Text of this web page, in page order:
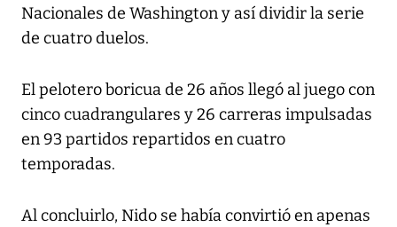
Nacionales de Washington y así dividir la serie
de cuatro duelos.
El pelotero boricua de 26 años llegó al juego con
cinco cuadrangulares y 26 carreras impulsadas
en 93 partidos repartidos en cuatro
temporadas.
Al concluirlo, Nido se había convirtió en apenas